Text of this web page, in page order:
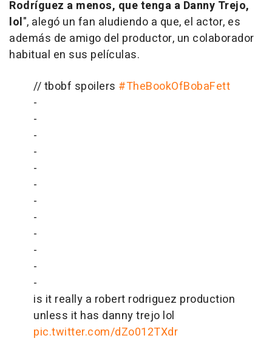
Rodríguez a menos, que tenga a Danny Trejo,
lol", alegó un fan aludiendo a que, el actor, es
además de amigo del productor, un colaborador
habitual en sus películas.
// tbobf spoilers #TheBookOfBobaFett
-
-
-
-
-
-
-
-
-
-
-
-
is it really a robert rodriguez production
unless it has danny trejo lol
pic.twitter.com/dZo012TXdr